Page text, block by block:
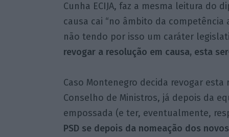
Cunha ECIJA, faz a mesma leitura do
causa cai “no âmbito da
não tendo por isso um caráter
revogar a resolução em causa, esta
Caso Montenegro decida revogar
Conselho de Ministros, já depois da
empossada (e ter, eventualmente,
PSD se depois da nomeação dos